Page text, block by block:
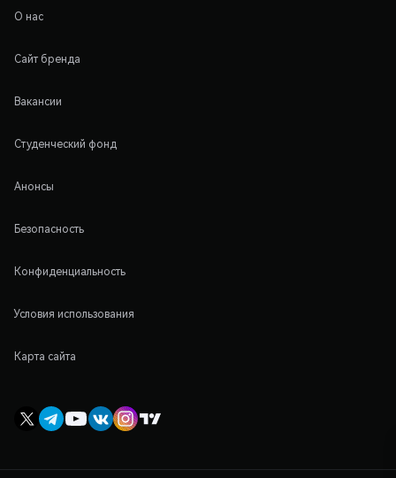
О нас
Сайт бренда
Вакансии
Студенческий фонд
Анонсы
Безопасность
Конфиденциальность
Условия использования
Карта сайта